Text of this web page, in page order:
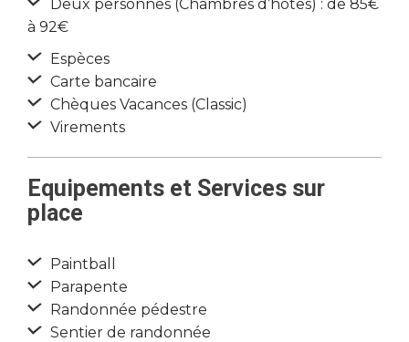
Deux personnes (Chambres d’hôtes) : de 85€
à 92€
Espèces
Carte bancaire
Chèques Vacances (Classic)
Virements
Equipements et Services sur
place
Paintball
Parapente
Randonnée pédestre
Sentier de randonnée